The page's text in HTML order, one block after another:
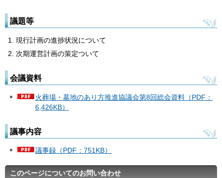
議題等
現行計画の進捗状況について
次期運営計画の策定ついて
会議資料
火葬場・墓地のあり方推進協議会第8回総会資料（PDF：
6,426KB）
議事内容
議事録（PDF：751KB）
このページについてのお問い合わせ